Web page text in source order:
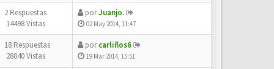
2 Respuestas
14498 Vistas
porJuanjo.
02 May 2014, 11:47
18 Respuestas
28840 Vistas
porcarliños6
19 Mar 2014, 15:51